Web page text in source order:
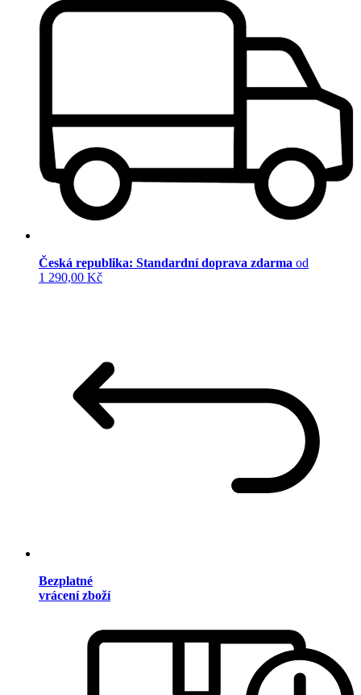
Česká republika: Standardní doprava zdarma od
1 290,00 Kč
Bezplatné
vrácení zboží